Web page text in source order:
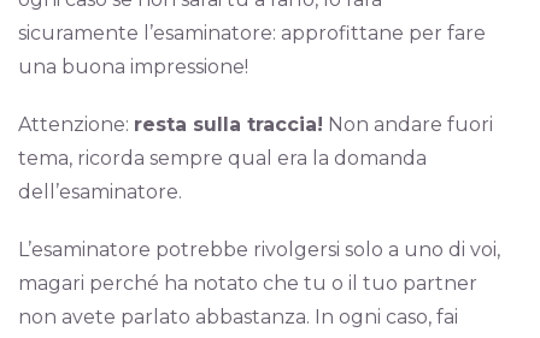
sicuramente l’esaminatore: approfittane per fare
una buona impressione!
Attenzione: resta sulla traccia! Non andare fuori
tema, ricorda sempre qual era la domanda
dell’esaminatore.
L’esaminatore potrebbe rivolgersi solo a uno di voi,
magari perché ha notato che tu o il tuo partner
non avete parlato abbastanza. In ogni caso, fai